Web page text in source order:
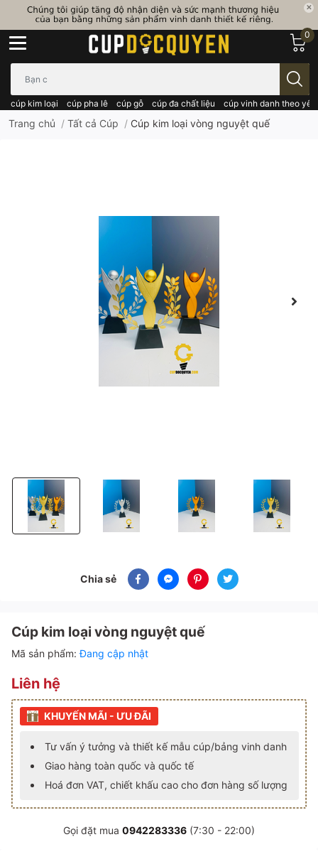
cúp kim loại cúp pha lê cúp gỗ cúp đa chất liệu cúp vinh danh theo
0
Trang chủ / Tất cả Cúp / Cúp kim loại vòng nguyệt quế
Cúp kim loại vòng nguyệt quếCúp kim loại vòng nguyệt quếCúp kim loại vòng nguyệt quế
Cúp kim loại
Chia sẻ
Cúp kim loại vòng nguyệt quế
Mã sản phẩm:Đang cập nhật
Liên hệ
KHUYẾN MÃI - ƯU ĐÃI
Tư vấn ý tưởng và thiết kế mẫu cúp/bảng vinh danh
Giao hàng toàn quốc và quốc tế
Hoá đơn VAT, chiết khấu cao cho đơn hàng số lượng
Gọi đặt mua 0942283336 (7:30 - 22:00)